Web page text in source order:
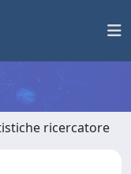
ricercatore